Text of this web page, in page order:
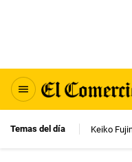
Temas del día Keiko